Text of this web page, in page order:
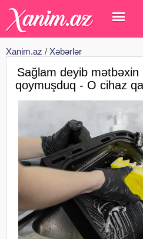
Xanim.az / Xəbərlər
Sağlam deyib
qoymuşduq - O cihaz